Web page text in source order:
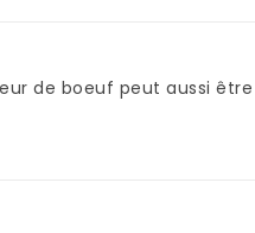
de boeuf peut aussi